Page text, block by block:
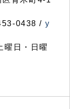
0438 / y
曜日・日曜